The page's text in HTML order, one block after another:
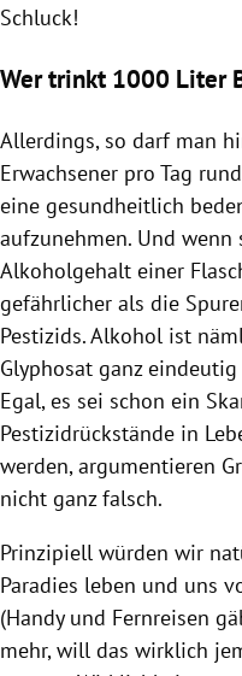
Schluck!
Wer trinkt 1000 Liter
Allerdings, so darf man
Erwachsener pro Tag
eine gesundheitlich
aufzunehmen. Und wenn
Alkoholgehalt einer
gefährlicher als die
Pestizids. Alkohol ist
Glyphosat ganz eindeutig
Egal, es sei schon ein
Pestizidrückstände in
werden, argumentieren
nicht ganz falsch.
Prinzipiell würden wir
Paradies leben und uns
(Handy und Fernreisen
mehr, will das wirklich